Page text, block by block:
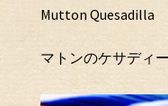
Mutton Quesadilla
マトンのケサディ